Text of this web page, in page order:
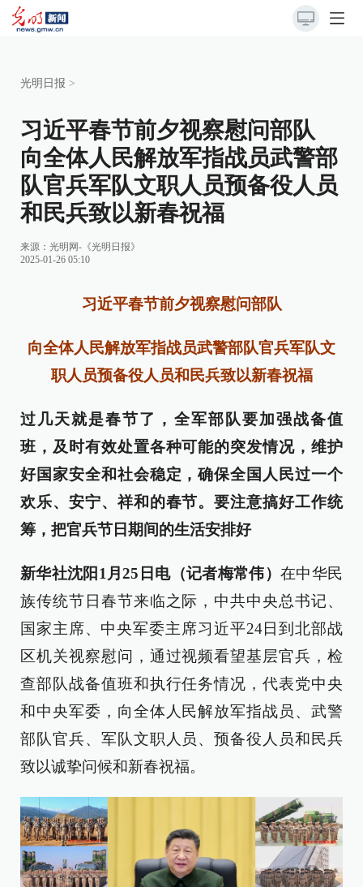
光明日报 >
习近平春节前夕视察慰问部队
向全体人民解放军指战员武警部
队官兵军队文职人员预备役人员
和民兵致以新春祝福
来源： 光明网-《光明日报》
2025-01-26 05:10
习近平春节前夕视察慰问部队
向全体人民解放军指战员武警部队官兵军队文
职人员预备役人员和民兵致以新春祝福
过几天就是春节了，全军部队要加强战备值
班，及时有效处置各种可能的突发情况，维护
好国家安全和社会稳定，确保全国人民过一个
欢乐、安宁、祥和的春节。要注意搞好工作统
筹，把官兵节日期间的生活安排好
新华社沈阳1月25日电（记者梅常伟） 在中华民
族传统节日春节来临之际，中共中央总书记、
国家主席、中央军委主席习近平24日到北部战
区机关视察慰问，通过视频看望基层官兵，检
查部队战备值班和执行任务情况，代表党中央
和中央军委，向全体人民解放军指战员、武警
部队官兵、军队文职人员、预备役人员和民兵
致以诚挚问候和新春祝福。